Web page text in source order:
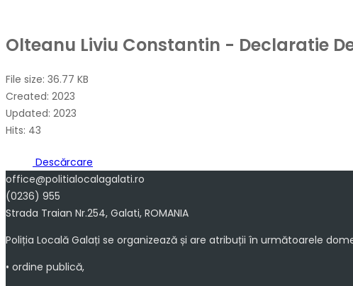
Olteanu Liviu Constantin - Declaratie
File size: 36.77 KB
Created: 2023
Updated: 2023
Hits: 43
Descărcare
office@politialocalagalati.ro
(0236) 955
Strada Traian Nr.254, Galati, ROMANIA
Poliția Locală Galați se organizează și are atribuții în următoarele
• ordine publică,